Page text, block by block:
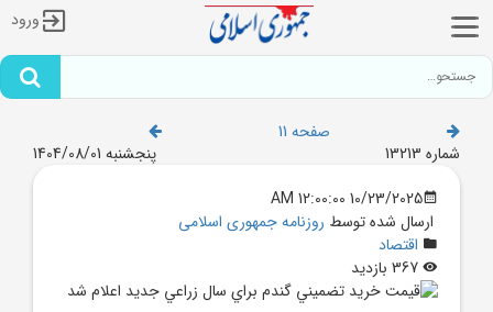
ورود
صفحه 11
شماره 13213
پنجشنبه 1404/08/01
10/23/2025 12:00:00 AM
ارسال شده توسط روزنامه جمهوری اسلامی
اقتصاد